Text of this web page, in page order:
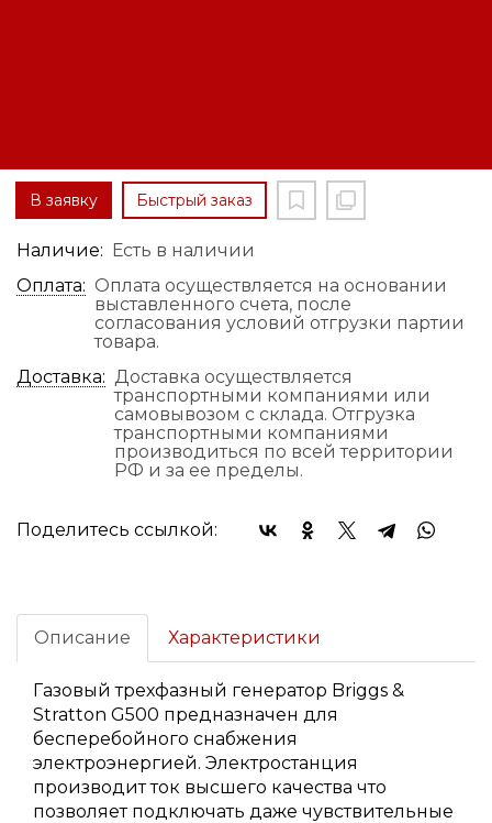
В заявку Быстрый заказ
Наличие: Есть в наличии
Оплата: Оплата осуществляется на основании
выставленного счета, после
согласования условий отгрузки партии
товара.
Доставка: Доставка осуществляется
транспортными компаниями или
самовывозом с склада. Отгрузка
транспортными компаниями
производиться по всей территории
РФ и за ее пределы.
Поделитесь ссылкой:
Описание Характеристики
Газовый трехфазный генератор Briggs &
Stratton G500 предназначен для
бесперебойного снабжения
электроэнергией. Электростанция
производит ток высшего качества что
позволяет подключать даже чувствительные